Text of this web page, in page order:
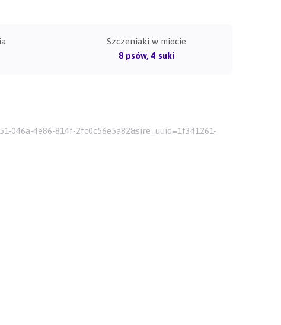
Szczeniaki w miocie
8 psów, 4 suki
4e86-814f-2fc0c56e5a82&sire_uuid=1f341261-